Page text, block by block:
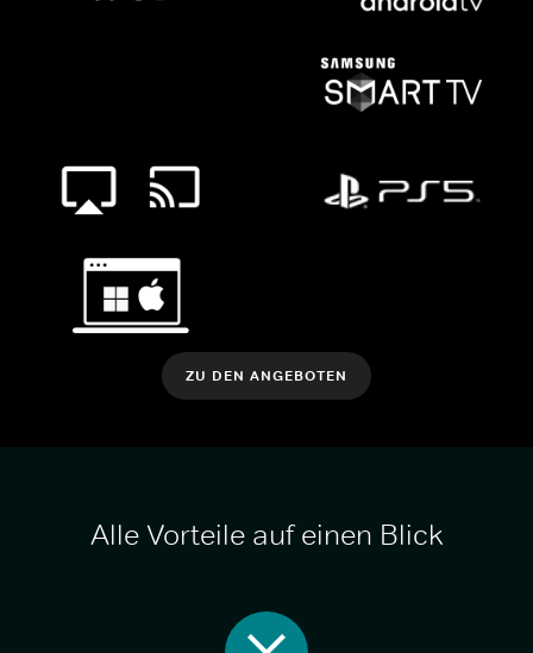
ZU DEN ANGEBOTEN
Alle Vorteile auf einen Blick